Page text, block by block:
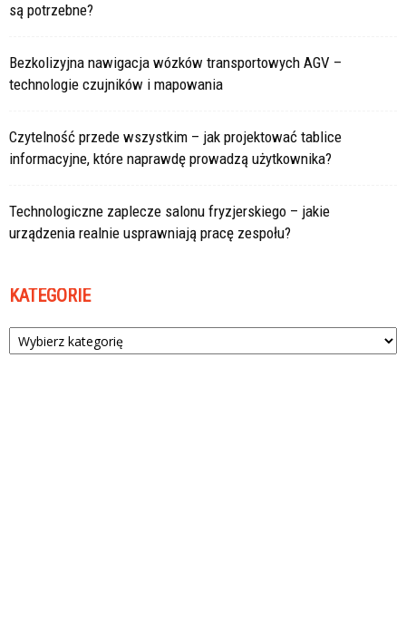
są potrzebne?
Bezkolizyjna nawigacja wózków transportowych AGV –
technologie czujników i mapowania
Czytelność przede wszystkim – jak projektować tablice
informacyjne, które naprawdę prowadzą użytkownika?
Technologiczne zaplecze salonu fryzjerskiego – jakie
urządzenia realnie usprawniają pracę zespołu?
KATEGORIE
Kategorie